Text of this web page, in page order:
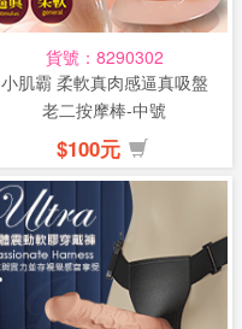
貨號：8290302
小肌霸 柔軟真肉感逼真吸盤
老二按摩棒-中號
$100元